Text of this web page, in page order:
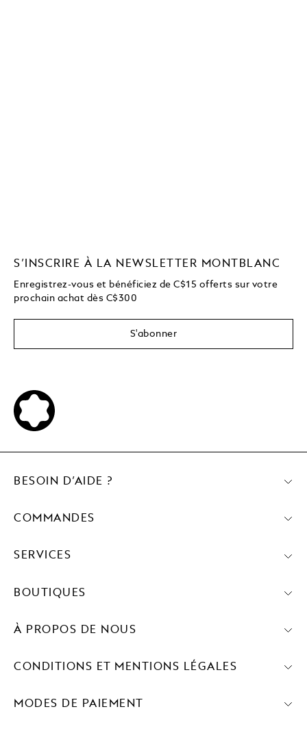
S’INSCRIRE À LA NEWSLETTER MONTBLANC
Enregistrez-vous et bénéficiez de C$15 offerts sur votre
prochain achat dès C$300
S'abonner
MODES DE PAIEMENT
BESOIN D’AIDE ?
COMMANDES
SERVICES
BOUTIQUES
À PROPOS DE NOUS
CONDITIONS ET MENTIONS LÉGALES